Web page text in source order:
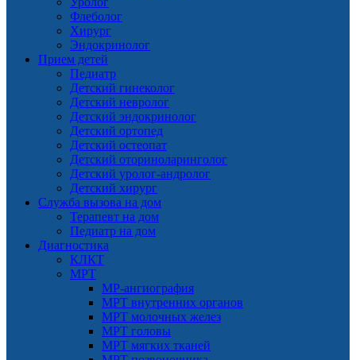
Флеболог
Хирург
Эндокринолог
Прием детей
Педиатр
Детский гинеколог
Детский невролог
Детский эндокринолог
Детский ортопед
Детский остеопат
Детский оториноларинголог
Детский уролог-андролог
Детский хирург
Служба вызова на дом
Терапевт на дом
Педиатр на дом
Диагностика
КЛКТ
МРТ
МР-ангиография
МРТ внутренних органов
МРТ молочных желез
МРТ головы
МРТ мягких тканей